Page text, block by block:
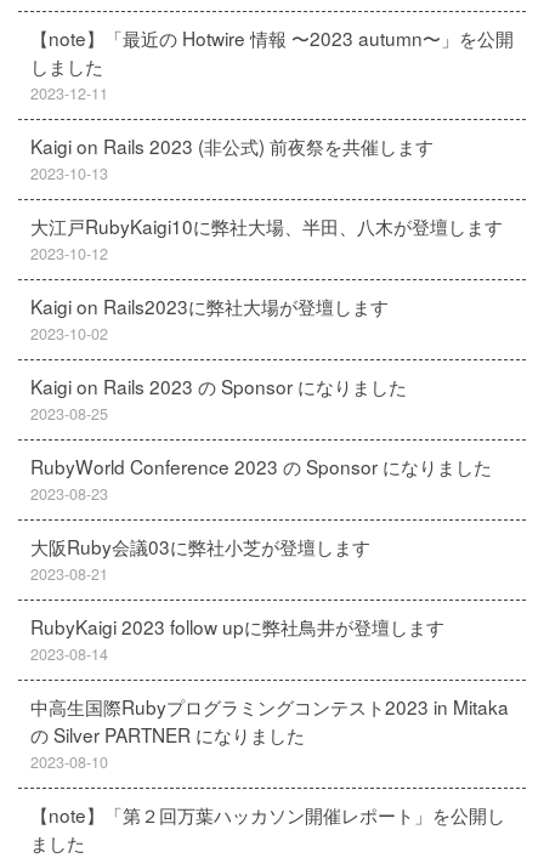
【note】「最近の Hotwire 情報 〜2023 autumn〜」を公開
しました
2023-12-11
Kaigi on Rails 2023 (非公式) 前夜祭を共催します
2023-10-13
大江戸RubyKaigi10に弊社大場、半田、八木が登壇します
2023-10-12
Kaigi on Rails2023に弊社大場が登壇します
2023-10-02
Kaigi on Rails 2023 の Sponsor になりました
2023-08-25
RubyWorld Conference 2023 の Sponsor になりました
2023-08-23
大阪Ruby会議03に弊社小芝が登壇します
2023-08-21
RubyKaigi 2023 follow upに弊社鳥井が登壇します
2023-08-14
中高生国際Rubyプログラミングコンテスト2023 in Mitaka
の Silver PARTNER になりました
2023-08-10
【note】「第２回万葉ハッカソン開催レポート」を公開し
ました